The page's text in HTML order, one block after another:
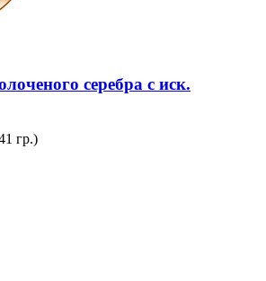
серебра с иск.
гр.)